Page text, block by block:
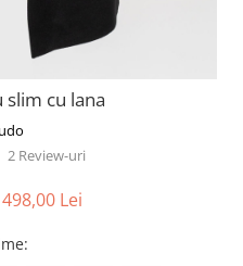
slim cu lana
2 Review-uri
498,00 Lei
: